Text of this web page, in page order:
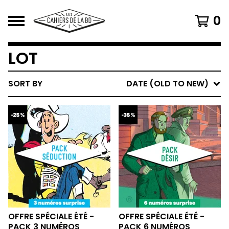
0
LOT
SORT BY DATE (OLD TO NEW)
OFFRE SPÉCIALE ÉTÉ -
OFFRE SPÉCIALE ÉTÉ -